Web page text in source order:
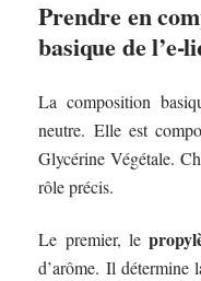
Prendre en
basique de l’e-
La composition
neutre. Elle est
Glycérine Végétale.
rôle précis.
Le premier, le
d’arôme. Il détermine